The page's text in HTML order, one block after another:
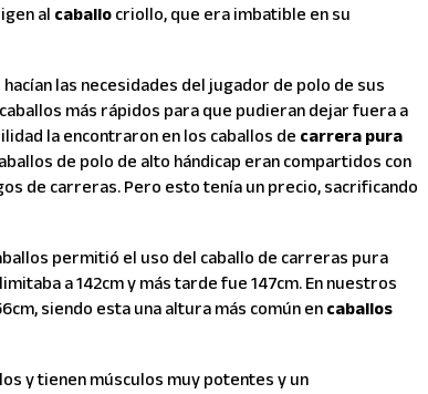
al caballo criollo, que era imbatible en su
las necesidades del jugador de polo de sus
más rápidos para que pudieran dejar fuera a
la encontraron en los caballos de carrera pura
de polo de alto hándicap eran compartidos con
de carreras. Pero esto tenía un precio, sacrificando
permitió el uso del caballo de carreras pura
a 142cm y más tarde fue 147cm. En nuestros
siendo esta una altura más común en caballos
y tienen músculos muy potentes y un